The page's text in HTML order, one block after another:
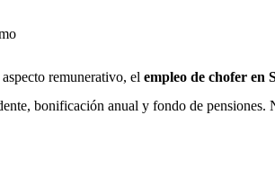
remunerativo, el empleo de chofer en
bonificación anual y fondo de pensiones.